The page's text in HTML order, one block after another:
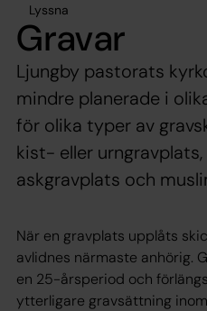
Lyssna
Gravar
Ljungby pastorats
mindre planerade i
för olika typer av
kist- eller urngravplats,
askgravplats och
När en gravplats upplåts
avlidnes närmaste anhörig.
en 25-årsperiod och
ytterligare gravsättning